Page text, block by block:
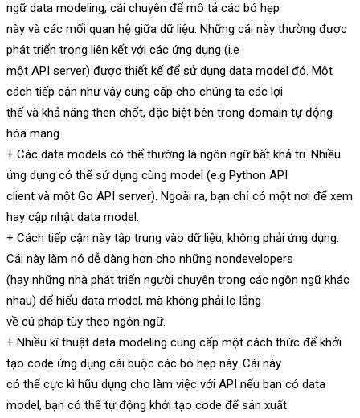
ngữ data modeling, cái chuyên để mô tả các bó hẹp
này và các mối quan hệ giữa dữ liệu. Những cái này thường được
phát triển trong liên kết với các ứng dụng (i.e
một API server) được thiết kế để sử dụng data model đó. Một
cách tiếp cận như vậy cung cấp cho chúng ta các lợi
thế và khả năng then chốt, đặc biệt bên trong domain tự động
hóa mạng.
+ Các data models có thể thường là ngôn ngữ bất khả tri. Nhiều
ứng dụng có thể sử dụng cùng model (e.g Python API
client và một Go API server). Ngoài ra, bạn chỉ có một nơi để xem
hay cập nhật data model.
+ Cách tiếp cận này tập trung vào dữ liệu, không phải ứng dụng.
Cái này làm nó dễ dàng hơn cho những nondevelopers
(hay những nhà phát triển người chuyên trong các ngôn ngữ khác
nhau) để hiểu data model, mà không phải lo lắng
về cú pháp tùy theo ngôn ngữ.
+ Nhiều kĩ thuật data modeling cung cấp một cách thức để khởi
tạo code ứng dụng cái buộc các bó hẹp này. Cái này
có thể cực kì hữu dụng cho làm việc với API nếu bạn có data
model, bạn có thể tự động khởi tạo code để sản xuất